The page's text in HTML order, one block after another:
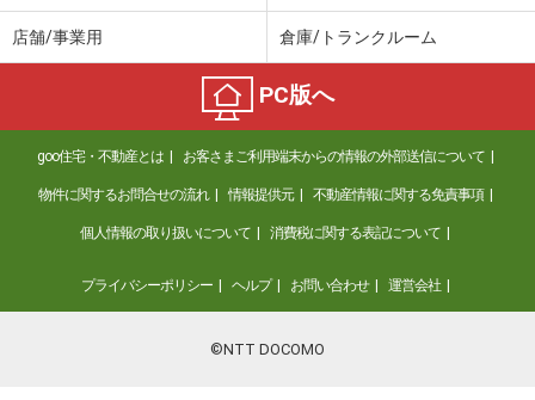
店舗/事業用 倉庫/トランクルーム
PC版へ
goo住宅・不動産とは お客さまご利用端末からの情報の外部送信について
物件に関するお問合せの流れ 情報提供元 不動産情報に関する免責事項
個人情報の取り扱いについて 消費税に関する表記について
プライバシーポリシー ヘルプ お問い合わせ 運営会社
©NTT DOCOMO